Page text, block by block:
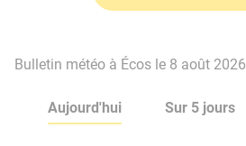
Bulletin météo à Écos le 8 août 2026
Aujourd'hui Sur 5 jours